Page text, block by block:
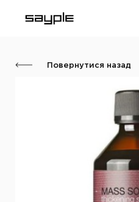
Повернутися назад